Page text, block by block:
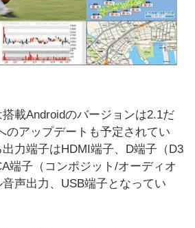
載Androidのバージョンは2.1だ
のアップデートも予定されてい
力端子はHDMI端子、D端子（D3
端子（コンポジット/オーディオ
声出力、USB端子となってい